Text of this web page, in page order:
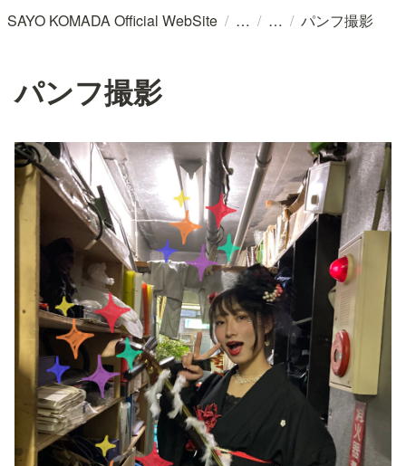
SAYO KOMADA Official WebSite / / / パンフ撮影
パンフ撮影